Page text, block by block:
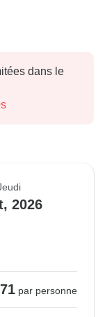
dans le
s
2026
par personne